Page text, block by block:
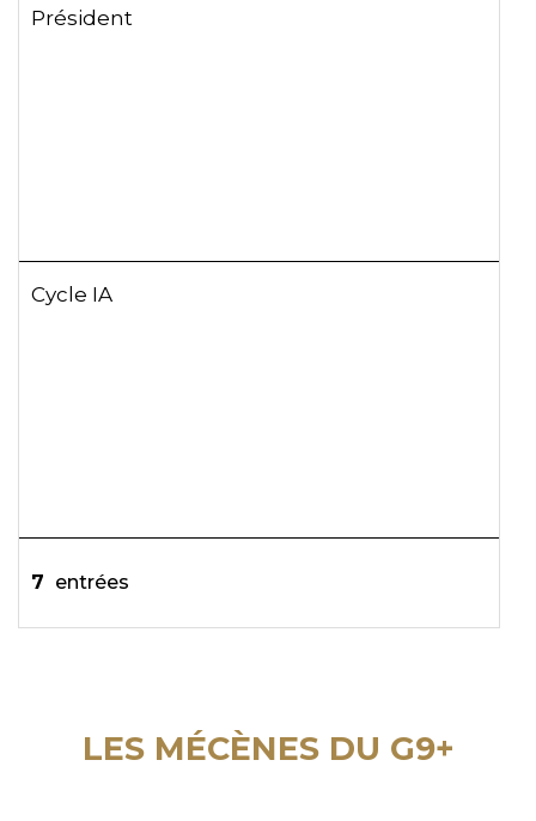
Président
Cycle IA
7 entrées
LES MÉCÈNES DU G9+